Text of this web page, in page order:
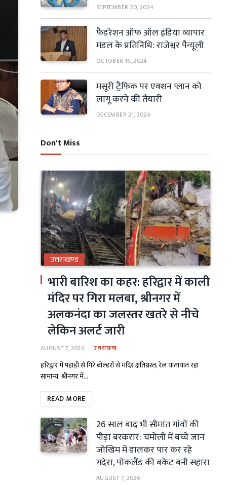
SEPTEMBER 20, 2024
फैडरेशन ऑफ ऑल इंडिया व्यापार
मंडल के प्रतिनिधि: राजेश्वर पैन्यूली
OCTOBER 16, 2024
मसूरी ट्रैफिक पर एक्शन प्लान को
लागू करने की तैयारी
DECEMBER 21, 2024
Don't Miss
उत्तराखण्ड
भारी बारिश का कहर: हरिद्वार में काली
मंदिर पर गिरा मलबा, श्रीनगर में
अलकनंदा का जलस्तर खतरे से नीचे
लेकिन अलर्ट जारी
AUGUST 7, 2026 उत्तराखण्ड
हरिद्वार में पहाड़ी से गिरे बोल्डरों से मंदिर क्षतिग्रस्त, रेल यातायात रहा
सामान्य; श्रीनगर में…
READ MORE
26 साल बाद भी सीमांत गांवों की
पीड़ा बरकरार: चमोली में बच्चे जान
जोखिम में डालकर पार कर रहे
गदेरा, पोकलैंड की बकेट बनी सहारा
AUGUST 7, 2026